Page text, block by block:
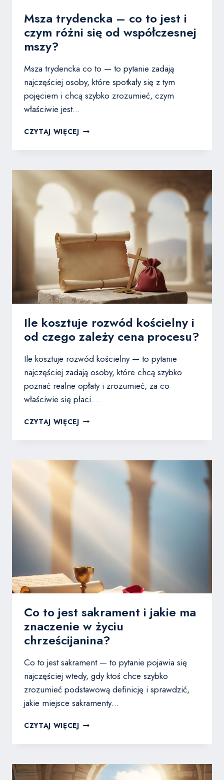
Msza trydencka – co to jest i
czym różni się od współczesnej
mszy?
Msza trydencka co to — to pytanie zadają
najczęściej osoby, które spotkały się z tym
pojęciem i chcą szybko zrozumieć, czym
właściwie jest…
CZYTAJ WIĘCEJMSZA
–
TO
I
CZYM
RÓŻNI
OD
WSPÓŁCZESNEJ
MSZY?
Ile kosztuje rozwód kościelny i
od czego zależy cena procesu?
Ile kosztuje rozwód kościelny — to pytanie
najczęściej zadają osoby, które chcą szybko
poznać realne opłaty i zrozumieć, za co
właściwie się płaci….
CZYTAJ WIĘCEJILE
ROZWÓD
I
Co to jest sakrament i jakie ma
znaczenie w życiu
chrześcijanina?
Co to jest sakrament — to pytanie pojawia się
najczęściej wtedy, gdy ktoś chce szybko
zrozumieć podstawową definicję i sprawdzić,
jakie miejsce sakramenty…
CZYTAJ WIĘCEJCO
JEST
I
JAKIE